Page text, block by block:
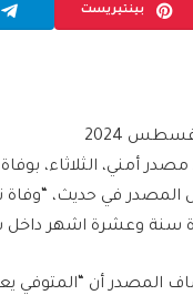
بينتيريست
مصدر أمني، الثلاثاء،
سنة وعشرة اشهر داخل
المصدر أن “المتوفي